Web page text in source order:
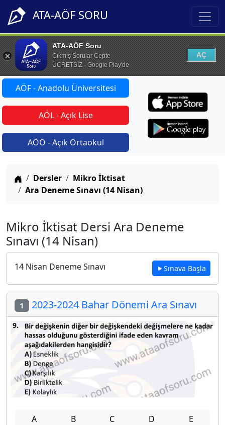
ATA-AÖF SORU
ATA-AÖF Soru
Çıkmış Sorular Cepte
ÜCRETSİZ - Google Play'de
AÇ
AÖF - Anadolu Üniversitesi
AÖL - Açık Lise
AÖO - Açık Ortaokul
Anasayfa
Dersler
Mikro İktisat
Ara Deneme Sınavı (14 Nisan)
Mikro İktisat Dersi Ara Deneme
Sınavı (14 Nisan)
14 Nisan Deneme Sınavı Sınava Başla
1 2023-2024 Bahar Dönemi Ara Sınavı
A B C D E